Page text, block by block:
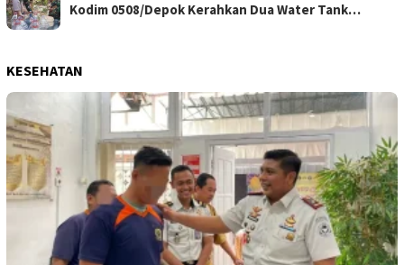
Kodim 0508/Depok Kerahkan Dua Water Tank…
KESEHATAN